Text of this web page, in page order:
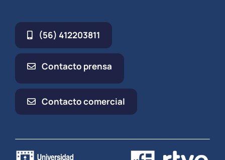
(56) 412203811
Contacto prensa
Contacto comercial